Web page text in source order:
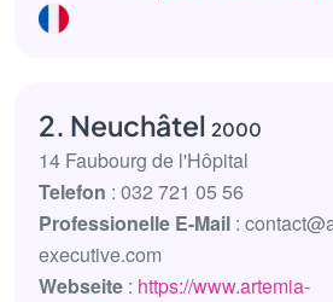
2. Neuchâtel 2000
14 Faubourg de l'Hôpital
Telefon : 032 721 05 56
Professionelle E-Mail :
executive.com
Webseite : https://www.artemia-